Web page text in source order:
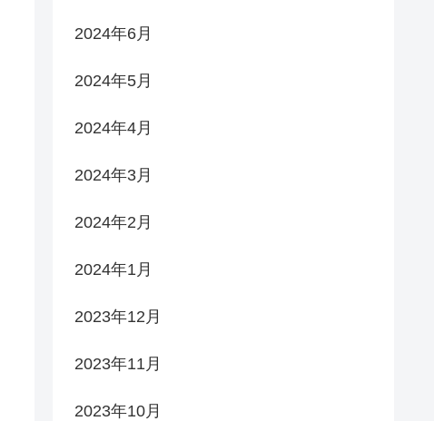
2024年6月
2024年5月
2024年4月
2024年3月
2024年2月
2024年1月
2023年12月
2023年11月
2023年10月